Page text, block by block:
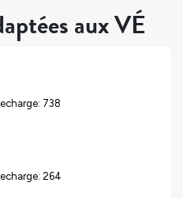
aux VÉ
738
264